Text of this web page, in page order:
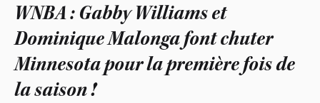
WNBA : Gabby Williams et
Dominique Malonga font chuter
Minnesota pour la première fois de
la saison !